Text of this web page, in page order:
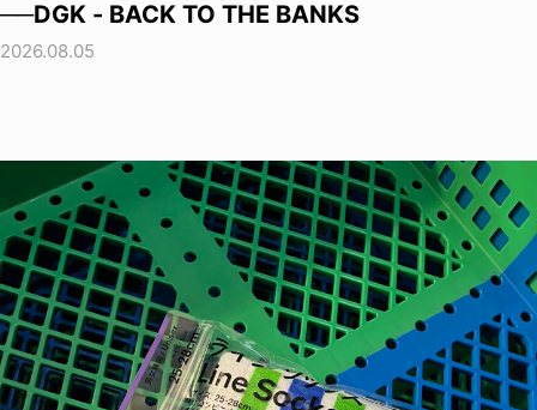
──DGK - BACK TO THE BANKS
2026.08.05